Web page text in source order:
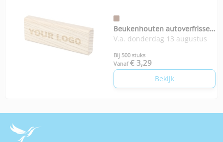
Beukenhouten autoverfrisser
Kezia
V.a. donderdag 13 augustus
Bij 500 stuks
Vanaf € 3,29
Bekijk